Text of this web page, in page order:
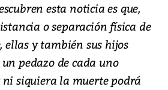
esta noticia es que,
o separación física de
ellas y también sus hijos
pedazo de cada uno
siquiera la muerte podrá